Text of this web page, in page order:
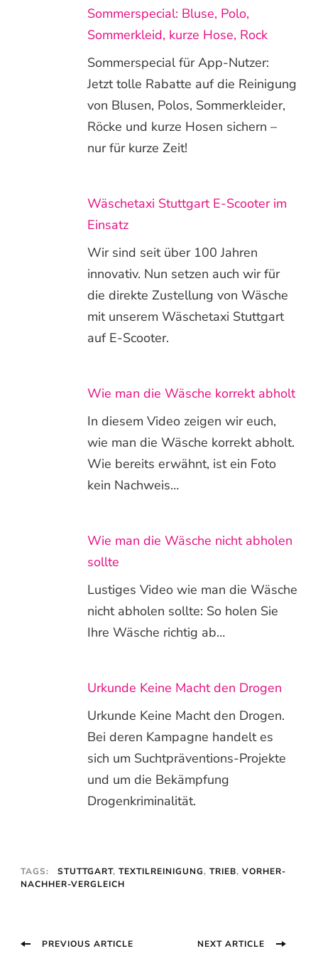
Sommerspecial: Bluse, Polo,
Sommerkleid, kurze Hose, Rock
Sommerspecial für App-Nutzer:
Jetzt tolle Rabatte auf die Reinigung
von Blusen, Polos, Sommerkleider,
Röcke und kurze Hosen sichern –
nur für kurze Zeit!
Wäschetaxi Stuttgart E-Scooter im
Einsatz
Wir sind seit über 100 Jahren
innovativ. Nun setzen auch wir für
die direkte Zustellung von Wäsche
mit unserem Wäschetaxi Stuttgart
auf E-Scooter.
Wie man die Wäsche korrekt abholt
In diesem Video zeigen wir euch,
wie man die Wäsche korrekt abholt.
Wie bereits erwähnt, ist ein Foto
kein Nachweis…
Wie man die Wäsche nicht abholen
sollte
Lustiges Video wie man die Wäsche
nicht abholen sollte: So holen Sie
Ihre Wäsche richtig ab…
Urkunde Keine Macht den Drogen
Urkunde Keine Macht den Drogen.
Bei deren Kampagne handelt es
sich um Suchtpräventions-Projekte
und um die Bekämpfung
Drogenkriminalität.
TAGS: STUTTGART, TEXTILREINIGUNG, TRIEB, VORHER-
NACHHER-VERGLEICH
PostPREVIOUS ARTICLE NEXT ARTICLE